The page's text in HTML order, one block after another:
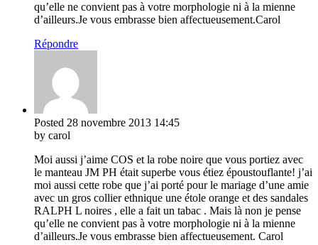
qu’elle ne convient pas à votre morphologie ni à la mienne
d’ailleurs.Je vous embrasse bien affectueusement.Carol
Répondre
Posted 28 novembre 2013 14:45
by carol
Moi aussi j’aime COS et la robe noire que vous portiez avec
le manteau JM PH était superbe vous étiez époustouflante! j’ai
moi aussi cette robe que j’ai porté pour le mariage d’une amie
avec un gros collier ethnique une étole orange et des sandales
RALPH L noires , elle a fait un tabac . Mais là non je pense
qu’elle ne convient pas à votre morphologie ni à la mienne
d’ailleurs.Je vous embrasse bien affectueusement. Carol